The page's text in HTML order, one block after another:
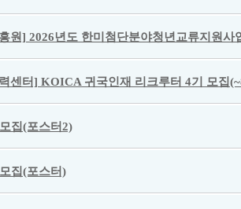
원] 2026년도 한미첨단분야청년교류지원사
센터] KOICA 귀국인재 리크루터 4기 모집
집(포스터2)
집(포스터)